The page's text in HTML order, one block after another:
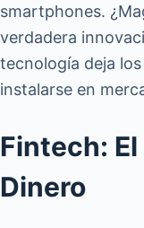
smartphones.
verdadera
tecnología deja
instalarse en
Fintech:
Dinero